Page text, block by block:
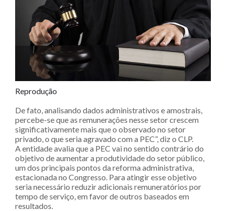
Reprodução
De fato, analisando dados administrativos e amostrais,
percebe-se que as remunerações nesse setor crescem
significativamente mais que o observado no setor
privado, o que seria agravado com a PEC”, diz o CLP.
A entidade avalia que a PEC vai no sentido contrário do
objetivo de aumentar a produtividade do setor público,
um dos principais pontos da reforma administrativa,
estacionada no Congresso. Para atingir esse objetivo
seria necessário reduzir adicionais remuneratórios por
tempo de serviço, em favor de outros baseados em
resultados.